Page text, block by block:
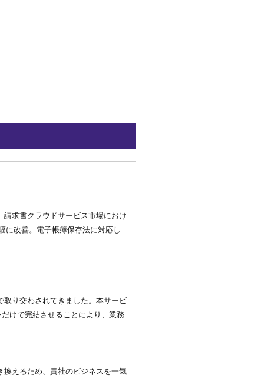
求書クラウドサービス市場におけ
に改善。電子帳簿保存法に対応し
り交わされてきました。本サービ
けで完結させることにより、業務
えるため、貴社のビジネスを一気